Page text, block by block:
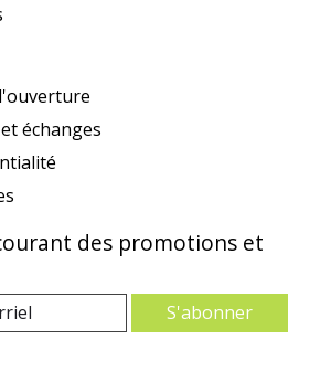
échanges
des promotions et
S'abonner